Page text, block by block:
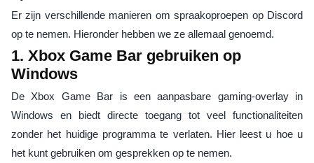
Er zijn verschillende manieren om spraakoproepen op Discord
op te nemen. Hieronder hebben we ze allemaal genoemd.
1. Xbox Game Bar gebruiken op
Windows
De Xbox Game Bar is een aanpasbare gaming-overlay in
Windows en biedt directe toegang tot veel functionaliteiten
zonder het huidige programma te verlaten. Hier leest u hoe u
het kunt gebruiken om gesprekken op te nemen.